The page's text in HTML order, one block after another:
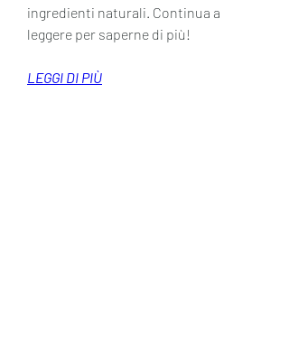
ingredienti naturali. Continua a
leggere per saperne di più!
LEGGI DI PIÙ